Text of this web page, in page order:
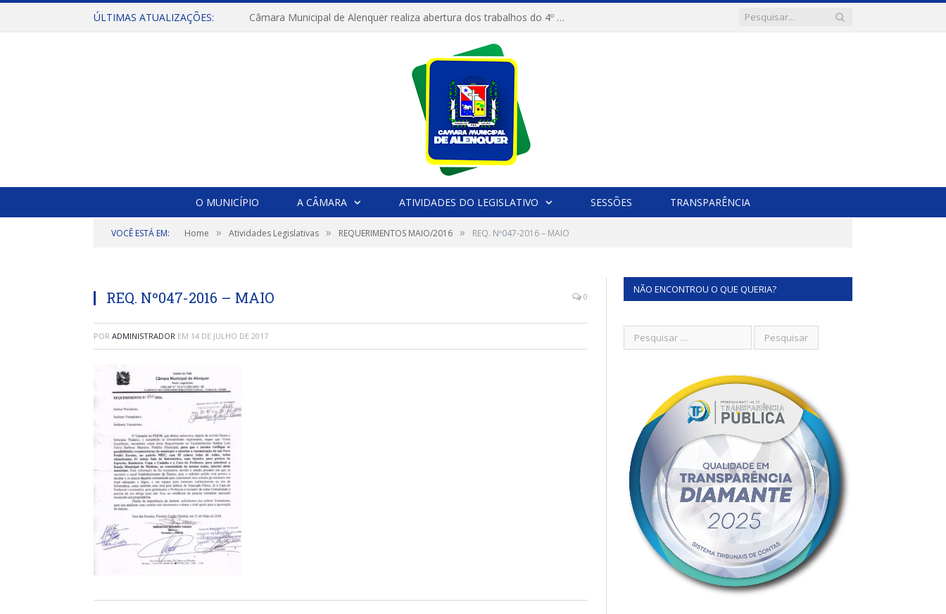
ÚLTIMAS ATUALIZAÇÕES: Câmara Municipal de Alenquer realiza abertura dos trabalhos do 4º Período Legislativo
O MUNICÍPIO A CÂMARA ATIVIDADES DO LEGISLATIVO SESSÕES TRANSPARÊNCIA
VOCÊ ESTÁ EM: Home » Atividades Legislativas » REQUERIMENTOS MAIO/2016 » REQ. Nº047-2016 – MAIO
REQ. Nº047-2016 – MAIO 0
POR ADMINISTRADOR EM 14 DE JULHO DE 2017
NÃO ENCONTROU O QUE QUERIA?